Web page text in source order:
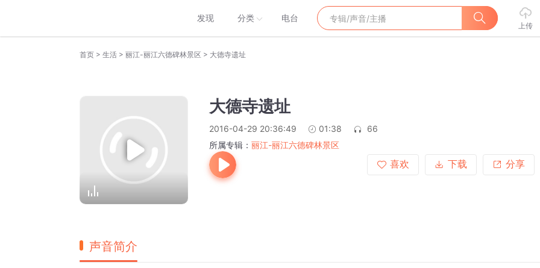
发现 分类 电台
上传
首页 > 生活 > 丽江-丽江六德碑林景区 > 大德寺遗址
大德寺遗址
2016-04-29 20:36:49 01:38
66
所属专辑： 丽江-丽江六德碑林景区
喜欢
下载 分享
声音简介